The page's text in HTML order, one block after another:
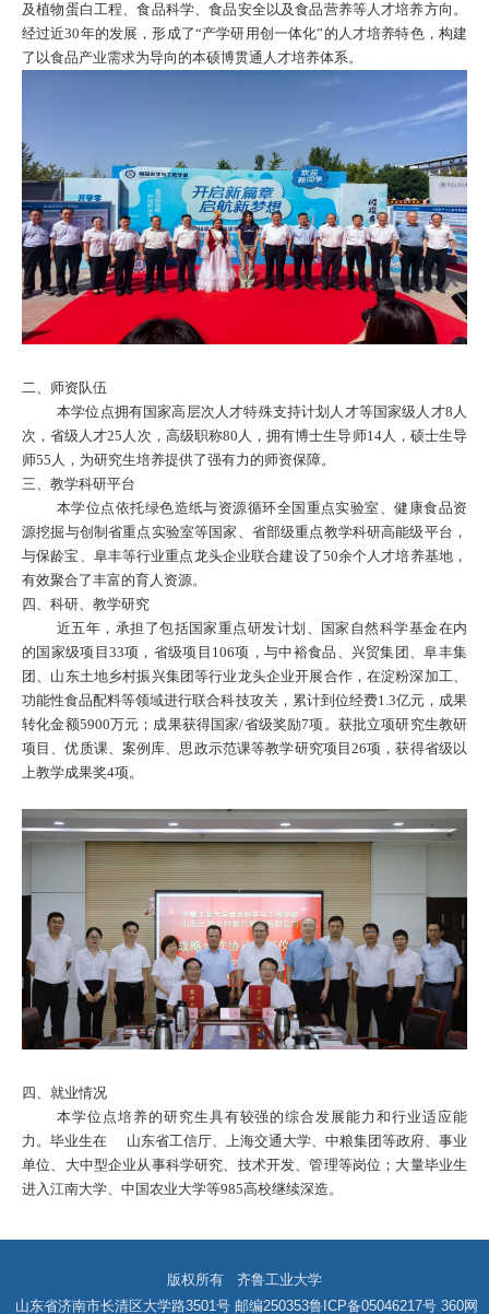
及植物蛋白工程、食品科学、食品安全以及食品营养等人才培养方向 。
经过近30年的发展，形成了“产学研用创一体化” 的人才培养特色， 构建
了以食品产业需求为导向的本硕博贯通 人才培养体系。
二、 师资队伍
本学位点拥有国家高层次人才特殊支持计划人才等国家级人才8人
次，省级人才25人次，高级职称80人，拥有博士生导师14人，硕士生导
师55人，为研究生培养提供了强有力的师资保障。
三、 教学科研平台
本学位点依托绿色造纸与资源循环全国重点实验室、健康食品资
源挖掘与创制省重点实验室等国家、省部级重点教学科研高能级平台，
与保龄宝、阜丰等行业重点龙头企业联合建设了50余个人才培养基地，
有效聚合了丰富的育人资源。
四、科研、教学研究
近五年，承担了包括国家重点研发计划、国家自然科学基金在内
的国家级项目33项，省级项目106项，与中裕食品、兴贸集团、阜丰集
团、山东土地乡村振兴集团等行业龙头企业开展合作，在淀粉深加工、
功能性食品配料等领域进行联合科技攻关，累计到位经费1.3亿元，成果
转化金额5900万元；成果获得国家/省级奖励7项。获批立项研究生教研
项目、优质课、案例库、思政示范课等教学研究项目26项，获得省级以
上教学成果奖4项。
四、就业情况
本学位点培养的研究生具有较强的综合发展能力和行业适应能
力。毕业生在
山东省工信厅、上海交通大学、中粮集团等政府、事业
单位、大中型企业从事科学研究、技术开发、管理等岗位；大量毕业生
进入江南大学、中国农业大学等985高校继续深造。
版权所有 齐鲁工业大学
山东省济南市长清区大学路3501号 邮编250353鲁ICP备05046217号360网